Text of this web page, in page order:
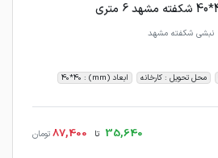
نبشی شکفته مشهد
محل تحویل : کارخانه ابعاد (mm) : 40*40
35,640 تا 87,400 تومان